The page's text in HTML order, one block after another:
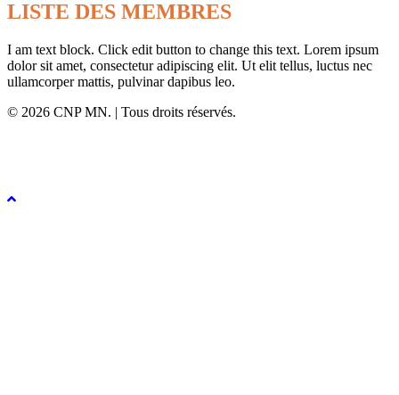
LISTE DES MEMBRES
I am text block. Click edit button to change this text. Lorem ipsum
dolor sit amet, consectetur adipiscing elit. Ut elit tellus, luctus nec
ullamcorper mattis, pulvinar dapibus leo.
© 2026 CNP MN. | Tous droits réservés.